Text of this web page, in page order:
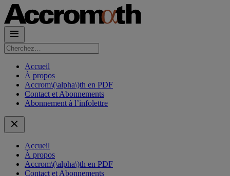
Rechercher :
Accueil
À propos
Accrom\(\alpha\)th en PDF
Contact et Abonnements
Abonnement à l’infolettre
Accueil
À propos
Accrom\(\alpha\)th en PDF
Contact et Abonnements